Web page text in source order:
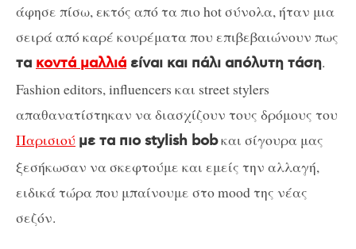
άφησε πίσω, εκτός από τα πιο hot σύνολα, ήταν μια
σειρά από καρέ κουρέματα που επιβεβαιώνουν πως
τα κοντά μαλλιά είναι και πάλι απόλυτη τάση.
Fashion editors, influencers και street stylers
απαθανατίστηκαν να διασχίζουν τους δρόμους του
Παρισιού με τα πιο stylish bobκαι σίγουρα μας
ξεσήκωσαν να σκεφτούμε και εμείς την αλλαγή,
ειδικά τώρα που μπαίνουμε στο mood της νέας
σεζόν.